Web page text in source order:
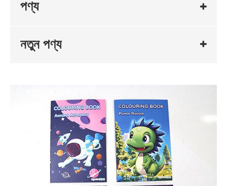
পণ্য
নতুন পণ্য